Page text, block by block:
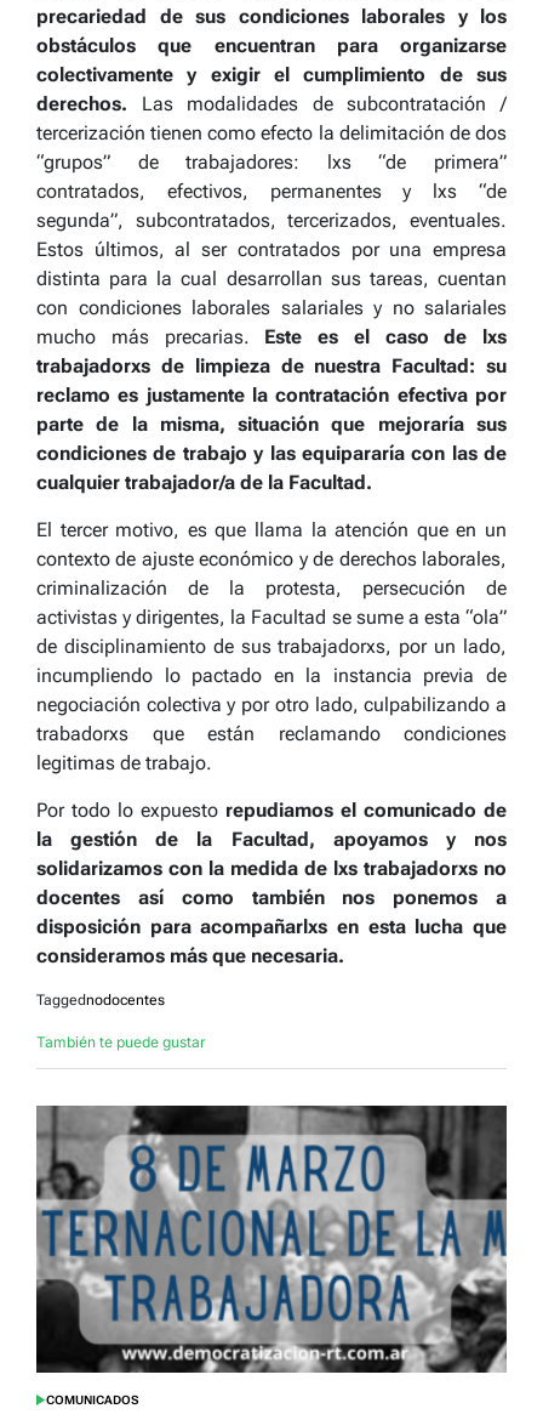
precariedad de sus condiciones laborales y los
obstáculos que encuentran para organizarse
colectivamente y exigir el cumplimiento de sus
derechos. Las modalidades de subcontratación /
tercerización tienen como efecto la delimitación de dos
“grupos” de trabajadores: lxs “de primera”
contratados, efectivos, permanentes y lxs “de
segunda”, subcontratados, tercerizados, eventuales.
Estos últimos, al ser contratados por una empresa
distinta para la cual desarrollan sus tareas, cuentan
con condiciones laborales salariales y no salariales
mucho más precarias. Este es el caso de lxs
trabajadorxs de limpieza de nuestra Facultad: su
reclamo es justamente la contratación efectiva por
parte de la misma, situación que mejoraría sus
condiciones de trabajo y las equipararía con las de
cualquier trabajador/a de la Facultad.
El tercer motivo, es que llama la atención que en un
contexto de ajuste económico y de derechos laborales,
criminalización de la protesta, persecución de
activistas y dirigentes, la Facultad se sume a esta “ola”
de disciplinamiento de sus trabajadorxs, por un lado,
incumpliendo lo pactado en la instancia previa de
negociación colectiva y por otro lado, culpabilizando a
trabadorxs que están reclamando condiciones
legitimas de trabajo.
Por todo lo expuesto repudiamos el comunicado de
la gestión de la Facultad, apoyamos y nos
solidarizamos con la medida de lxs trabajadorxs no
docentes así como también nos ponemos a
disposición para acompañarlxs en esta lucha que
consideramos más que necesaria.
Taggednodocentes
También te puede gustar
POSTED
COMUNICADOS